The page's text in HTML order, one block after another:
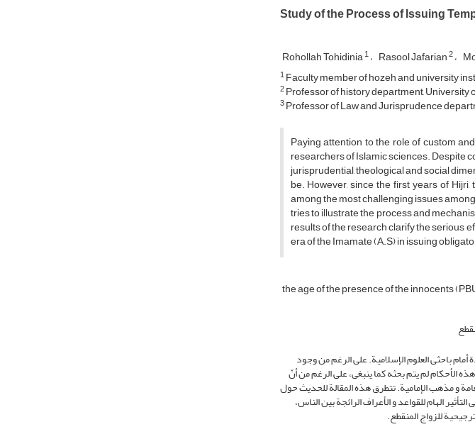
Study of the Process of Issuing
Rohollah Tohidinia1 Rasool Jafarian2
1Faculty member of hozeh and university
2Professor of history department, University
3Professor of Law and Jurisprudence
Paying attention to the role of custom
researchers of Islamic sciences. Despite
jurisprudential, theological and social
be. However, since the first years of
among the most challenging issues
tries to illustrate the process and
results of the research clarify the serious
era of the Imamate (A.S) in issuing
the age of the presence of the innocents
أمام باحثی العلوم الإسلامیة. على الرغم من وجود
الأحکام لم یتم بحثه کما ینبغی، على الرغم من أنّ
و مذهب الإمامیة. تتطرق هذه المقالة للحدیث حول
الهام للقواعد و الأعراف الرائجة بین الناس،
للزواج المنقطع.